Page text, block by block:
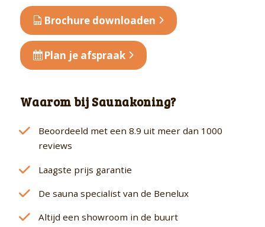
deur
en
dakkraag
aantal
Brochure downloaden
Plan je afspraak
Waarom bij Saunakoning?
Beoordeeld met een 8.9 uit meer dan 1000
reviews
Laagste prijs garantie
De sauna specialist van de Benelux
Altijd een showroom in de buurt